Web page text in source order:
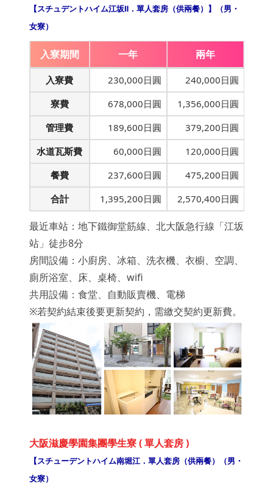
【スチュデントハイム江坂Ⅱ．單人套房（供兩餐）】（男・
女寮）
入寮期間 一年 兩年
入寮費 230,000日圓
240,000日圓
寮費
678,000日圓
1,356,000日圓
管理費
189,600日圓
379,200日圓
水道瓦斯費
60,000日圓
120,000日圓
餐費
237,600日圓
475,200日圓
合計
1,395,200日圓 2,570,400日圓
最近車站：地下鐵御堂筋線、北大阪急行線「江坂
站」徒步8分
房間設備：小廚房、冰箱、洗衣機、衣櫥、空調、
廁所浴室、床、桌椅、wifi
共用設備：食堂、自動販賣機、電梯
※若契約結束後要更新契約，需繳交契約更新費。
大阪滋慶學園集團學生寮 ( 單人套房 )
【スチューデントハイム南堀江．單人套房（供兩餐）（男・
女寮）